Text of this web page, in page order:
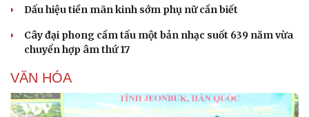
Dấu hiệu tiền mãn kinh sớm phụ nữ cần biết
Cây đại phong cầm tấu một bản nhạc suốt 639 năm vừa
chuyển hợp âm thứ 17
VĂN HÓA